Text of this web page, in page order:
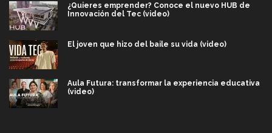
¿Quieres emprender? Conoce el nuevo HUB de
Innovación del Tec (video)
El joven que hizo del baile su vida (video)
Aula Futura: transformar la experiencia educativa
(video)